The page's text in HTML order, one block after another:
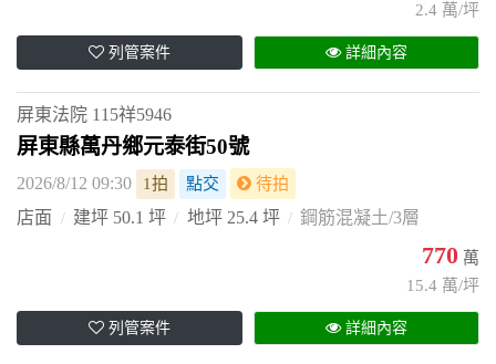
2.4 萬/坪
列管案件 詳細內容
屏東法院 115祥5946
屏東縣萬丹鄉元泰街50號
2026/8/12 09:30 1拍 點交 待拍
店面 建坪 50.1 坪 地坪 25.4 坪 鋼筋混凝土/3層
770 萬
15.4 萬/坪
列管案件 詳細內容